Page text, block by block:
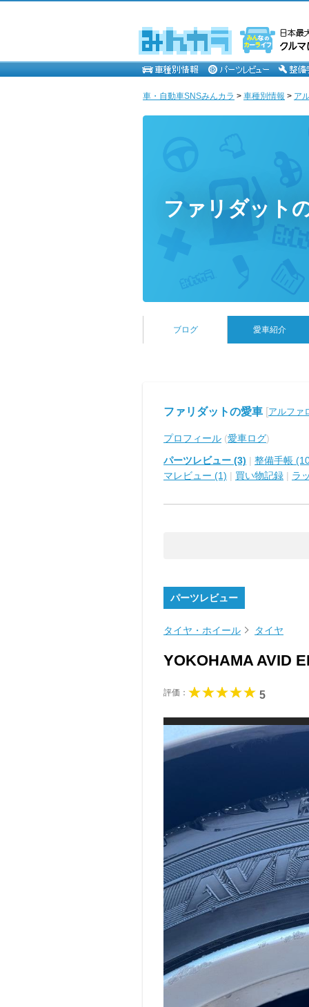
車・自動車SNSみんカラ > 車種別情報 > ア
ファリダット
ブログ 愛車紹介
ファリダットの愛車 [アルファ
プロフィール (愛車ログ)
パーツレビュー (3) | 整備手帳
マレビュー (1) | 買い物記録 | ラ
パーツレビュー
タイヤ・ホイール タイヤ
YOKOHAMA AVID
評価： 5